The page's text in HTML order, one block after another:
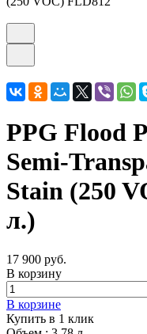
PPG Flood
Semi-
Stain (250
л.)
17 900 руб.
В корзину
В корзине
Купить в 1 клик